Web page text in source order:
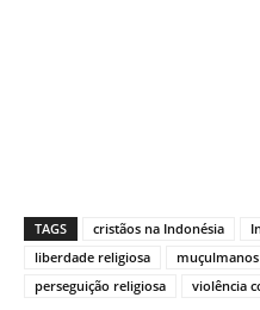
TAGS cristãos na Indonésia
liberdade religiosa
muçulmanos
perseguição religiosa
violência